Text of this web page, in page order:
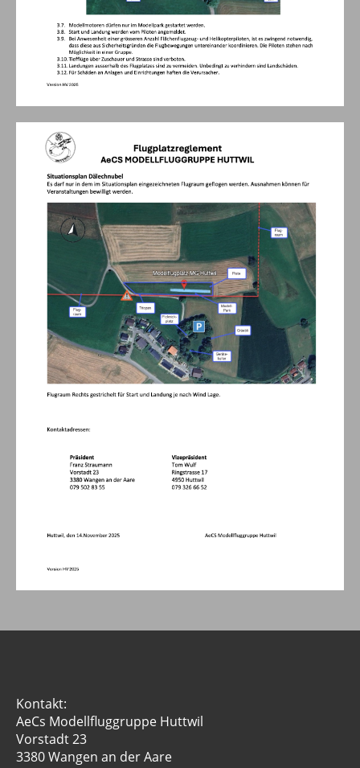
Kontakt:
AeCs Modellfluggruppe Huttwil
Vorstadt 23
3380 Wangen an der Aare